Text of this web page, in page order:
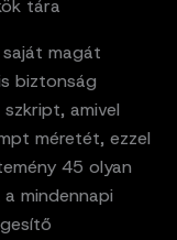
tára
magát
biztonság
amivel
méretét, ezzel
45 olyan
mindennapi